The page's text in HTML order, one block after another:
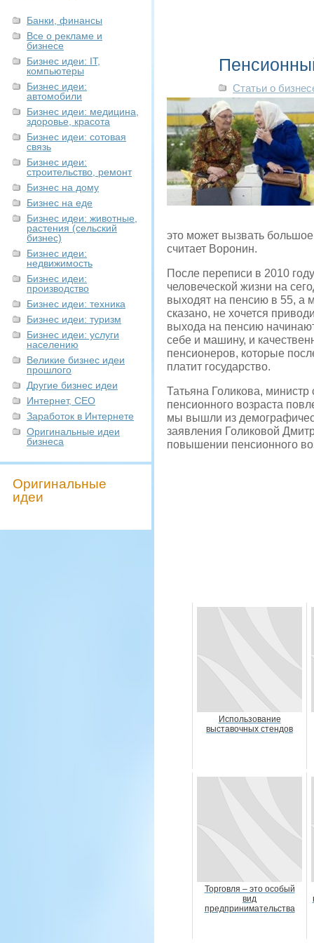
Банки, финансы
Все о рекламе и
бизнесе
Бизнес идеи: IT,
компьютеры
Бизнес идеи:
автомобили
Бизнес идеи: медицина,
здоровье, красота
Бизнес идеи: сотовая
связь
Бизнес идеи:
строительство, ремонт
Бизнес на дому
Бизнес на еде
Бизнес идеи: животные,
растения (сельский
бизнес)
Бизнес идеи:
недвижимость
Бизнес идеи:
производство
Бизнес идеи: техника
Бизнес идеи: туризм
Бизнес идеи: услуги
населению
Великие бизнес идеи
прошлого
Другие бизнес идеи
Интернет, СЕО
Заработок в Интернете
Оригинальные идеи
бизнеса
Оригинальные
идеи
Статьи о
это может вызвать
считает Воронин.
После переписи в 2010
человеческой жизни на
выходят на пенсию в 55, а
сказано, не хочется
выхода на пенсию
себе и машину, и
пенсионеров, которые
платит государство.
Татьяна Голикова,
пенсионного возраста
мы вышли из
заявления Голиковой
повышении пенсионного
Использование
выставочных стендов
Торговля – это особый
вид
предпринимательства